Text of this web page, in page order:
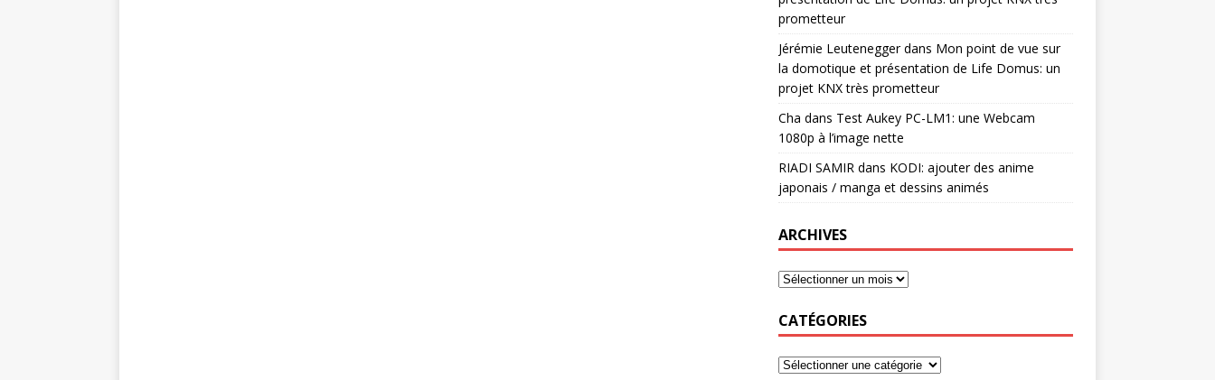
prometteur
Jérémie Leuteneggerdans Mon point de vue sur
la domotique et présentation de Life Domus: un
projet KNX très prometteur
Cha dans Test Aukey PC-LM1: une Webcam
1080p à l’image nette
RIADI SAMIRdans KODI: ajouter des anime
japonais / manga et dessins animés
ARCHIVES
CATÉGORIES